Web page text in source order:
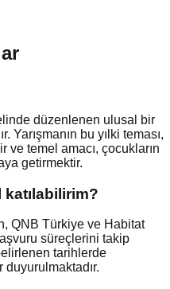
düzenlenen ulusal bir
Yarışmanın bu yılki teması,
ve temel amacı, çocukların
getirmektir.
katılabilirim?
QNB Türkiye ve Habitat
süreçlerini takip
tarihlerde
duyurulmaktadır.